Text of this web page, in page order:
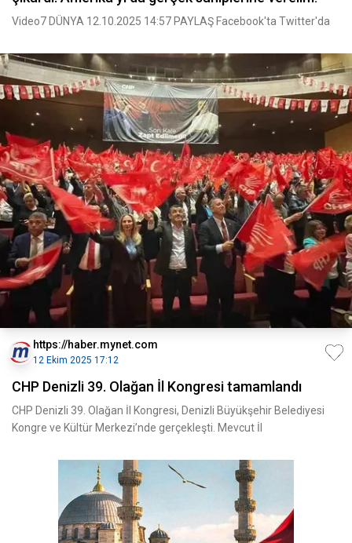
Video7 DÜNYA 12.10.2025 14:57 PAYLAŞ Facebook'ta Twitter'da
https://haber.mynet.com
12 Ekim 2025 17:12
CHP Denizli 39. Olağan İl Kongresi tamamlandı
CHP Denizli 39. Olağan İl Kongresi, Denizli Büyükşehir Belediyesi
Kongre ve Kültür Merkezi’nde gerçekleşti. Mevcut İl